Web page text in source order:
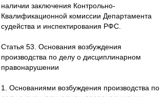
наличии заключения Контрольно-
Квалификационной комиссии Департамента
судейства и инспектирования РФС.
Статья 53. Основания возбуждения
производства по делу о дисциплинарном
правонарушении
1. Основаниями возбуждения производства по